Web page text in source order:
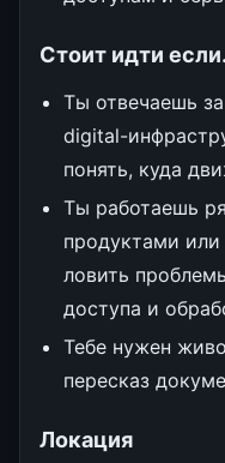
Стоит идти
Ты отвечаешь
digital-
понять, куда
Ты работаешь
продуктами
ловить
доступа и
Тебе нужен
пересказ
Локация